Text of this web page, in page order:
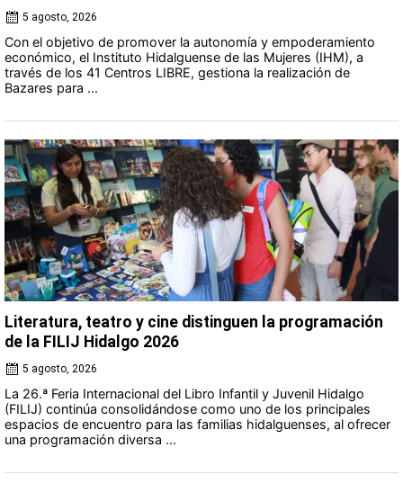
5 agosto, 2026
Con el objetivo de promover la autonomía y empoderamiento
económico, el Instituto Hidalguense de las Mujeres (IHM), a
través de los 41 Centros LIBRE, gestiona la realización de
Bazares para ...
Literatura, teatro y cine distinguen la programación
de la FILIJ Hidalgo 2026
5 agosto, 2026
La 26.ª Feria Internacional del Libro Infantil y Juvenil Hidalgo
(FILIJ) continúa consolidándose como uno de los principales
espacios de encuentro para las familias hidalguenses, al ofrecer
una programación diversa ...